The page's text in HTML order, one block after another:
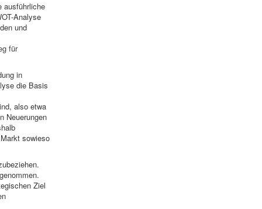
ausführliche
Analyse
und
für
in
die Basis
also etwa
Neuerungen
sowieso
Ziel